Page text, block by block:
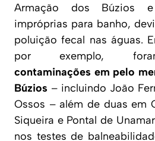
Armação dos Búzios
impróprias para banho,
poluição fecal nas águas.
por exemplo,
contaminações em pelo
Búzios – incluindo João
Ossos – além de duas em
Siqueira e Pontal de
nos testes de